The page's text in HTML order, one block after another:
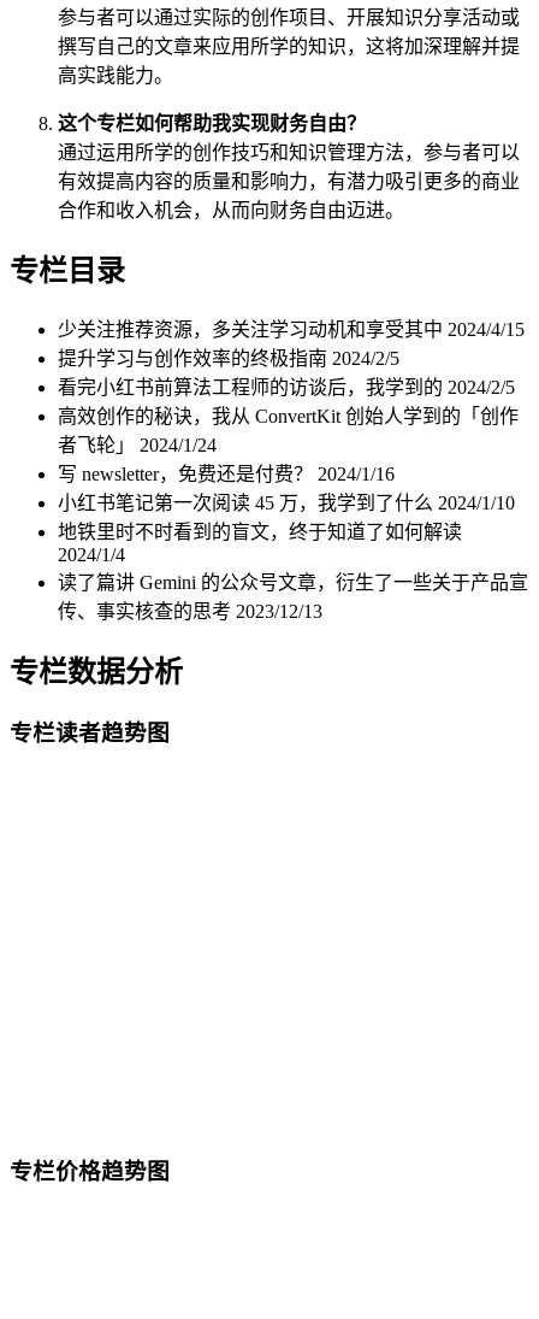
参与者可以通过实际的创作项目、开展知识分享活动或
撰写自己的文章来应用所学的知识，这将加深理解并提
高实践能力。
这个专栏如何帮助我实现财务自由？
通过运用所学的创作技巧和知识管理方法，参与者可以
有效提高内容的质量和影响力，有潜力吸引更多的商业
合作和收入机会，从而向财务自由迈进。
专栏目录
少关注推荐资源，多关注学习动机和享受其中 2024/4/15
提升学习与创作效率的终极指南 2024/2/5
看完小红书前算法工程师的访谈后，我学到的 2024/2/5
高效创作的秘诀，我从 ConvertKit 创始人学到的「创作
者飞轮」 2024/1/24
写 newsletter，免费还是付费？ 2024/1/16
小红书笔记第一次阅读 45 万，我学到了什么 2024/1/10
地铁里时不时看到的盲文，终于知道了如何解读
2024/1/4
读了篇讲 Gemini 的公众号文章，衍生了一些关于产品宣
传、事实核查的思考 2023/12/13
专栏数据分析
专栏读者趋势图
专栏价格趋势图